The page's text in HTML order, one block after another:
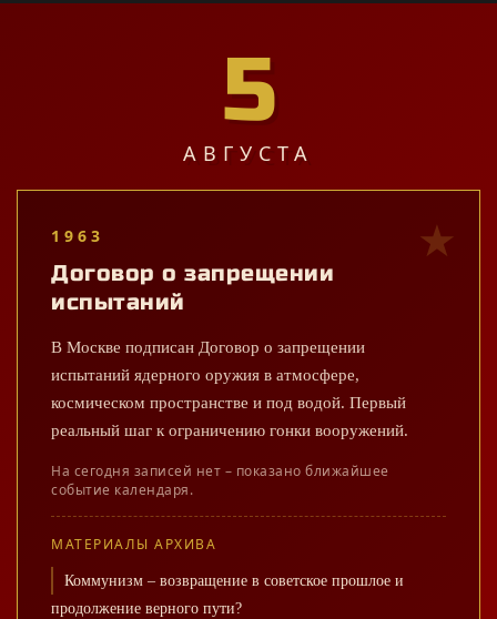
5
АВГУСТА
1963
Договор о запрещении
испытаний
В Москве подписан Договор о запрещении
испытаний ядерного оружия в атмосфере,
космическом пространстве и под водой. Первый
реальный шаг к ограничению гонки вооружений.
На сегодня записей нет – показано ближайшее
событие календаря.
МАТЕРИАЛЫ АРХИВА
Коммунизм – возвращение в советское прошлое и
продолжение верного пути?